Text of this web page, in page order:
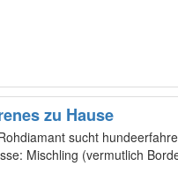
zu Hause
sucht